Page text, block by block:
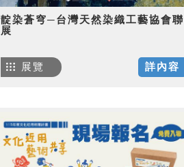
靛染蒼穹─台灣天然染織工藝協會聯
展
詳內容
展覽